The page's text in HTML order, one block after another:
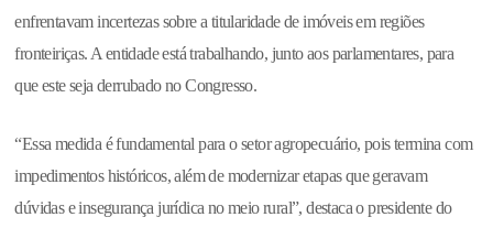
enfrentavam incertezas sobre a titularidade de imóveis em regiões
fronteiriças. A entidade está trabalhando, junto aos parlamentares, para
que este seja derrubado no Congresso.
“Essa medida é fundamental para o setor agropecuário, pois termina com
impedimentos históricos, além de modernizar etapas que geravam
dúvidas e insegurança jurídica no meio rural”, destaca o presidente do